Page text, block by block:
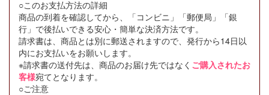
○このお支払方法の詳細
商品の到着を確認してから、「コンビニ」「郵便局」「銀
行」で後払いできる安心・簡単な決済方法です。
請求書は、商品とは別に郵送されますので、発行から14日以
内にお支払いをお願いします。
※請求書の送付先は、商品のお届け先ではなく ご購入されたお
客様宛てとなります。
○ご注意